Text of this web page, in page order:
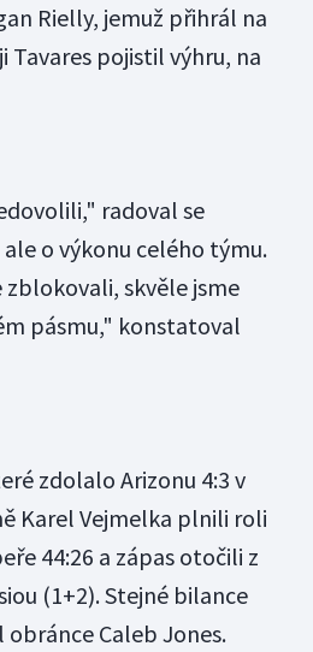
Rielly, jemuž přihrál na
Tavares pojistil výhru, na
radoval se
o výkonu celého týmu.
zblokovali, skvěle jsme
pásmu," konstatoval
zdolalo Arizonu 4:3 v
Karel Vejmelka plnili roli
44:26 a zápas otočili z
(1+2). Stejné bilance
Caleb Jones.